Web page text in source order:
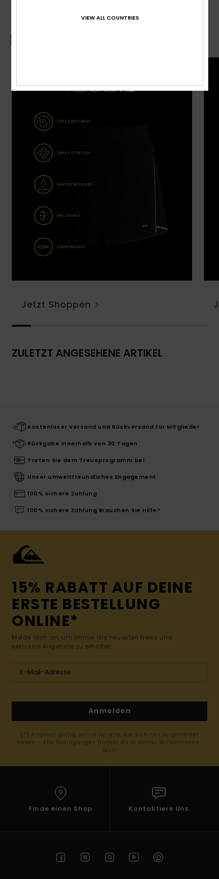
Boardshort-Guide
Jetzt Shoppen
ZULETZT ANGESEHENE ARTIKEL
Kostenloser Versand und Rückversand für Mitglieder
Rückgabe innerhalb von 30 Tagen
Treten Sie dem Treueprogramm bei
Unser umweltfreundliches Engagement
100% sichere Zahlung
100% sichere Zahlung Brauchen Sie Hilfe?
15% RABATT AUF DEINE
ERSTE BESTELLUNG
ONLINE*
Melde dich an, um immer die neuesten News und
exklusive Angebote zu erhalten.
Anmelden
(*) Angebot gültig online für alle, die sich neu angemeldet
haben - Alle Bedingungen findest du in deiner Willkommens-
Mail
Finde einen Shop Kontaktiere Uns
VIEW ALL COUNTRIES